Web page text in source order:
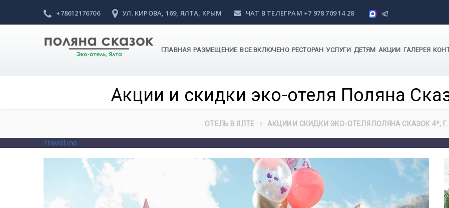
+78612176706 УЛ. КИРОВА, 169, ЯЛТА, КРЫМ ЧАТ В ТЕЛЕГРАМ +7 978 709 14 28
ГЛАВНАЯ РАЗМЕЩЕНИЕ ВСЕ ВКЛЮЧЕНО РЕСТОРАН УСЛУГИ ДЕТЯМ АКЦИИ ГАЛЕРЕЯ
Акции и скидки эко-отеля Поляна
ОТЕЛЬ В ЯЛТЕ АКЦИИ И СКИДКИ ЭКО-ОТЕЛЯ ПОЛЯНА СКАЗОК 4*,
TravelLine